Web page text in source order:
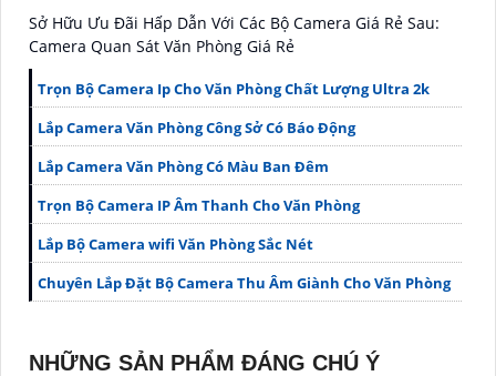
Sở Hữu Ưu Đãi Hấp Dẫn Với Các Bộ Camera Giá Rẻ Sau:
Camera Quan Sát Văn Phòng Giá Rẻ
Trọn Bộ Camera Ip Cho Văn Phòng Chất Lượng Ultra 2k
Lắp Camera Văn Phòng Công Sở Có Báo Động
Lắp Camera Văn Phòng Có Màu Ban Đêm
Trọn Bộ Camera IP Âm Thanh Cho Văn Phòng
Lắp Bộ Camera wifi Văn Phòng Sắc Nét
Chuyên Lắp Đặt Bộ Camera Thu Âm Giành Cho Văn Phòng
NHỮNG SẢN PHẨM ĐÁNG CHÚ Ý